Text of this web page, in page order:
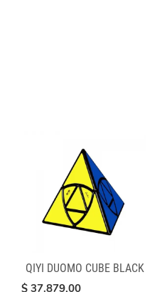
QIYI DUOMO CUBE BLACK
$ 37.879,00